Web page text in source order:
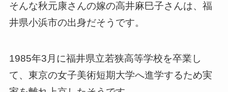
そんな秋元康さんの嫁の高井麻巳子さんは、福
井県小浜市の出身だそうです。
1985年3月に福井県立若狭高等学校を卒業し
て、東京の女子美術短期大学へ進学するため実